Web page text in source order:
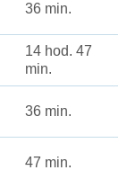
36 min.
14 hod. 47
min.
36 min.
47 min.